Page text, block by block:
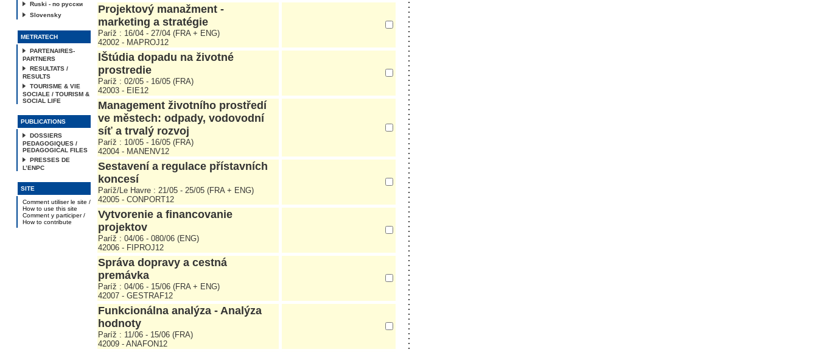
Ruski - по русски
Slovensky
METRATECH
PARTENAIRES-
PARTNERS
RESULTATS /
RESULTS
TOURISME & VIE
SOCIALE / TOURISM &
SOCIAL LIFE
PUBLICATIONS
DOSSIERS
PEDAGOGIQUES /
PEDAGOGICAL FILES
PRESSES DE
L’ENPC
SITE
Comment utiliser le site /
How to use this site
Comment y participer /
How to contribute
Projektový manažment -
marketing a stratégie
Paríž : 16/04 - 27/04 (FRA + ENG)
42002 - MAPROJ12
lŠtúdia dopadu na životné
prostredie
Paríž : 02/05 - 16/05 (FRA)
42003 - EIE12
Management životního prostředí
ve městech: odpady, vodovodní
síť a trvalý rozvoj
Paríž : 10/05 - 16/05 (FRA)
42004 - MANENV12
Sestavení a regulace přístavních
koncesí
Paríž/Le Havre : 21/05 - 25/05 (FRA + ENG)
42005 - CONPORT12
Vytvorenie a financovanie
projektov
Paríž : 04/06 - 080/06 (ENG)
42006 - FIPROJ12
Správa dopravy a cestná
premávka
Paríž : 04/06 - 15/06 (FRA + ENG)
42007 - GESTRAF12
Funkcionálna analýza - Analýza
hodnoty
Paríž : 11/06 - 15/06 (FRA)
42009 - ANAFON12